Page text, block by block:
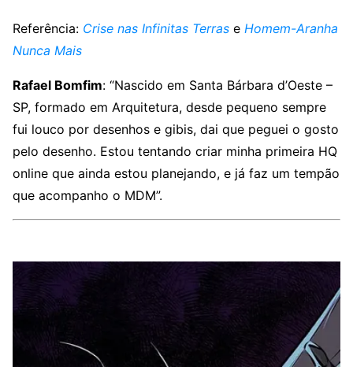
Referência: Crise nas Infinitas Terras e Homem-Aranha
Nunca Mais
Rafael Bomfim: “Nascido em Santa Bárbara d’Oeste –
SP, formado em Arquitetura, desde pequeno sempre
fui louco por desenhos e gibis, dai que peguei o gosto
pelo desenho. Estou tentando criar minha primeira HQ
online que ainda estou planejando, e já faz um tempão
que acompanho o MDM”.